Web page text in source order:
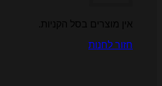
אין מוצרים בסל הקניות.
חזור לחנות